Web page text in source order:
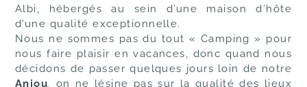
Albi, hébergés au sein d’une maison d’hôte
d’une qualité exceptionnelle.
Nous ne sommes pas du tout « Camping » pour
nous faire plaisir en vacances, donc quand nous
décidons de passer quelques jours loin de notre
Anjou , on ne lésine pas sur la qualité des lieux